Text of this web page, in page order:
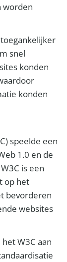
worden
snel
konden
konden
speelde een
1.0 en de
is een
op het
bevorderen
websites
W3C aan